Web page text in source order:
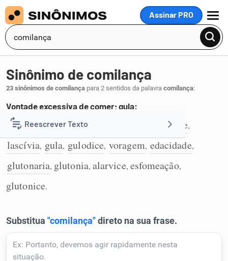
Assinar PRO
MENU
Reescrever Texto
Resumir Texto
Corrigir Texto
Humanizador de IA
Sinônimo de comilança
23 sinônimos de comilança para 2 sentidos da palavra comilança:
Vontade excessiva de comer; gula:
1 voracidade,avidez apetite,
lascívia, gula, gulodice, voragem, edacidade,
glutonaria, glutonia, alarvice, esfomeação,
glutonice.